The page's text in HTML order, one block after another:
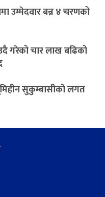
उम्मेदवार बन्न ४ चरणको
गरेको चार लाख बढिको
सुकुम्बासीको लगत